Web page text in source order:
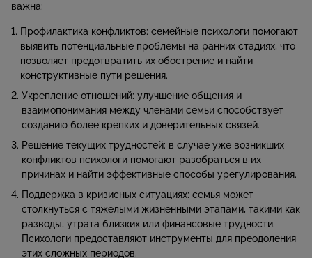
важна:
Профилактика конфликтов: семейные психологи помогают
выявить потенциальные проблемы на ранних стадиях, что
позволяет предотвратить их обострение и найти
конструктивные пути решения.
Укрепление отношений: улучшение общения и
взаимопонимания между членами семьи способствует
созданию более крепких и доверительных связей.
Решение текущих трудностей: в случае уже возникших
конфликтов психологи помогают разобраться в их
причинах и найти эффективные способы урегулирования.
Поддержка в кризисных ситуациях: семья может
столкнуться с тяжелыми жизненными этапами, такими как
разводы, утрата близких или финансовые трудности.
Психологи предоставляют инструменты для преодоления
этих сложных периодов.